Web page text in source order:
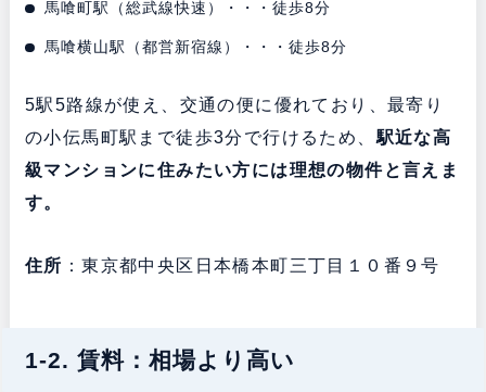
馬喰町駅（総武線快速）・・・徒歩8分
馬喰横山駅（都営新宿線）・・・徒歩8分
5駅5路線が使え、交通の便に優れており、最寄り
の小伝馬町駅まで徒歩3分で行けるため、駅近な高
級マンションに住みたい方には理想の物件と言えま
す。
住所 ：東京都中央区日本橋本町三丁目１０番９号
1-2. 賃料：相場より高い